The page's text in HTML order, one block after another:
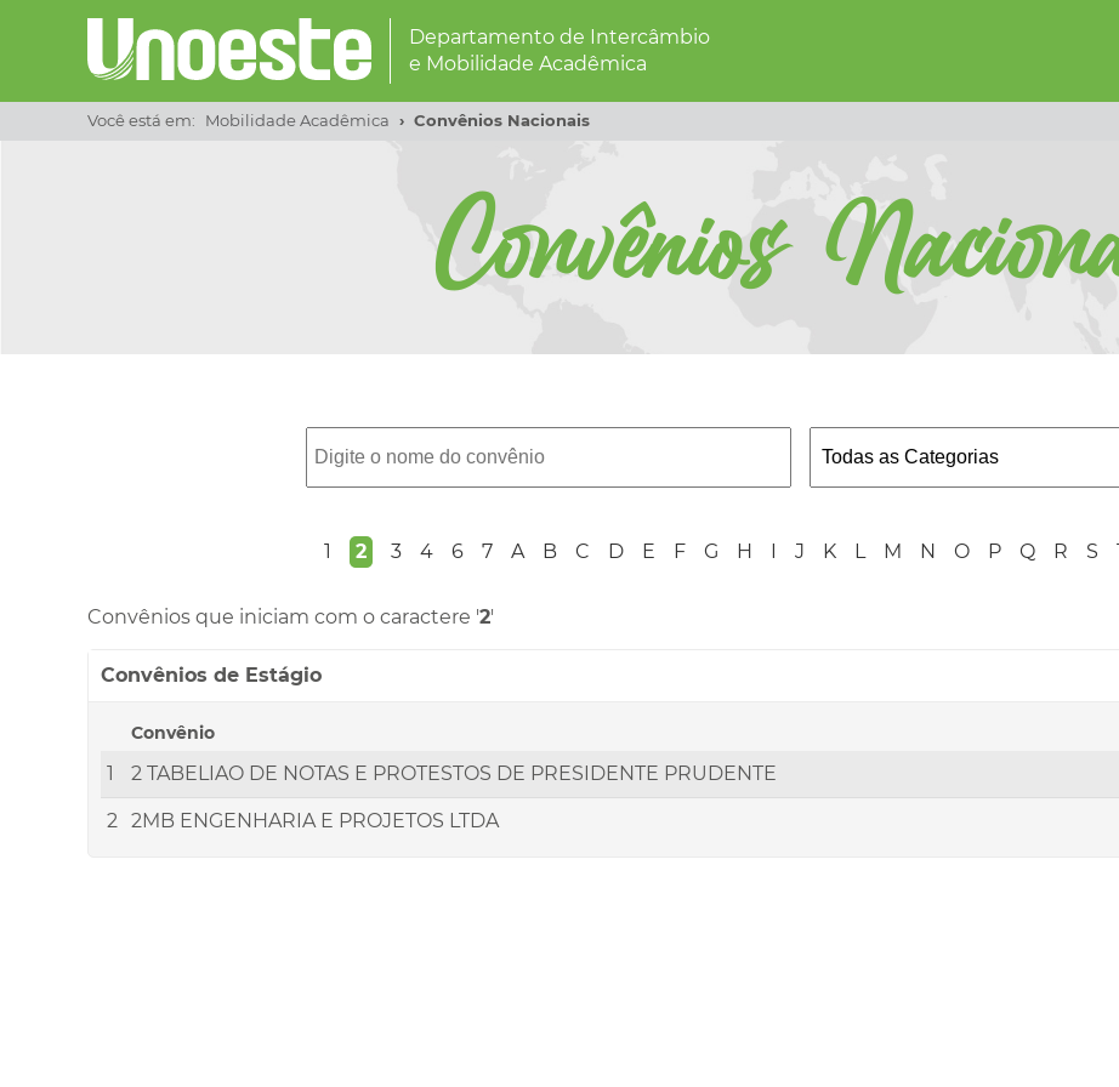
Departamento de Intercâmbio
e Mobilidade Acadêmica
Você está em: Mobilidade Acadêmica Convênios Nacionais
Convênios
1 2 3 4 6 7 A B C D E F G H J K L M N O P Q R S
Convênios que iniciam com o caractere '2'
Convênios de Estágio
Convênio
1 2 TABELIAO DE NOTAS E PROTESTOS DE PRESIDENTE PRUDENTE
2 2MB ENGENHARIA E PROJETOS LTDA